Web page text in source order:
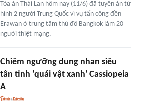
Tòa án Thái Lan hôm nay (11/6) đã tuyên án tử
hình 2 người Trung Quốc vì vụ tấn công đền
Erawan ở trung tâm thủ đô Bangkok làm 20
người thiệt mạng.
Chiêm ngưỡng dung nhan siêu
tân tinh 'quái vật xanh' Cassiopeia
A